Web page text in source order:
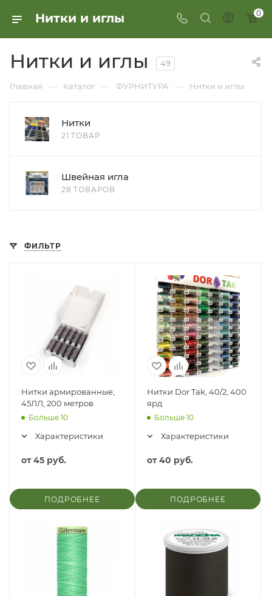
Нитки и иглы 0
Нитки и иглы 49
Главная — Каталог — ФУРНИТУРА — Нитки и иглы
Нитки
21 ТОВАР
Швейная игла
28 ТОВАРОВ
ФИЛЬТР
Нитки армированные,
45ЛЛ, 200 метров
Больше 10
Характеристики
от45 руб.
ПОДРОБНЕЕ
Нитки Dor Tak, 40/2, 400
ярд
Больше 10
Характеристики
от40 руб.
ПОДРОБНЕЕ